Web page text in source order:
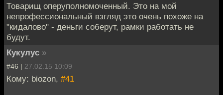
Товарищ оперуполномоченный. Это на мой
непрофессиональный взгляд это очень похоже на
"кидалово" - деньги соберут, рамки работать не
будут.
Кукулус »
#46 | 27.02.15 10:09
Кому: biozon, #41